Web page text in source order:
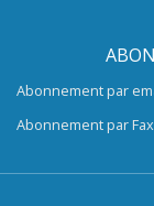
Abonnement par
Abonnement par Fax